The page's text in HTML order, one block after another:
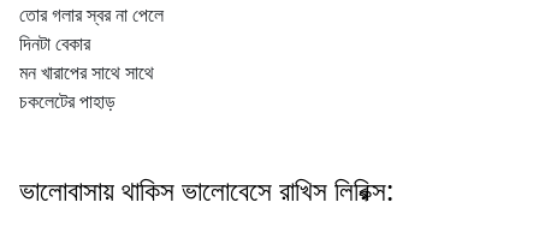
তোর গলার স্বর না পেলে
দিনটা বেকার
মন খারাপের সাথে সাথে
চকলেটের পাহাড়
ভালোবাসায় থাকিস ভালোবেসে রাখিস লিরিক্স: